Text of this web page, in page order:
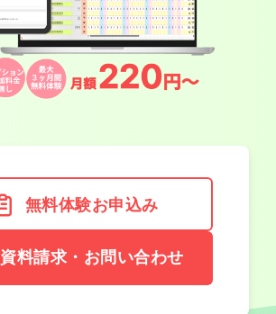
無料体験お申込み
資料請求・お問い合わせ